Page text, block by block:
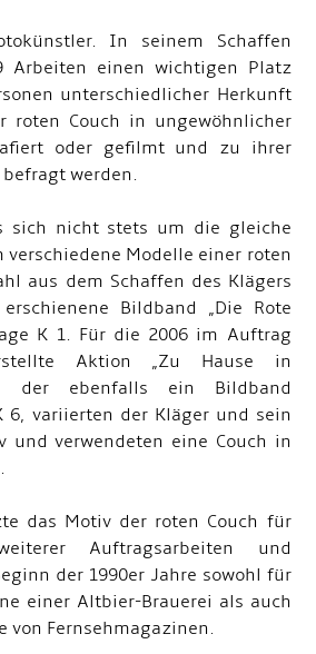
In seinem Schaffen
Arbeiten einen wichtigen Platz
unterschiedlicher Herkunft
roten Couch in ungewöhnlicher
oder gefilmt und zu ihrer
werden.
sich nicht stets um die gleiche
verschiedene Modelle einer roten
aus dem Schaffen des Klägers
Bildband „Die Rote
K 1. Für die 2006 im Auftrag
Aktion „Zu Hause in
der ebenfalls ein Bildband
6, variierten der Kläger und sein
und verwendeten eine Couch in
das Motiv der roten Couch für
Auftragsarbeiten und
der 1990er Jahre sowohl für
einer Altbier-Brauerei als auch
von Fernsehmagazinen.